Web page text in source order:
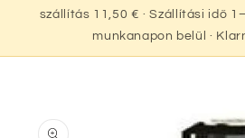
szállítás 11,50 € · Szállítási idő
munkanapon belül ·
a